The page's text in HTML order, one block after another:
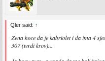
Qler said: ↑
Zena hoce da je kabriolet i da ima 4
307 (tvrdi krov)...